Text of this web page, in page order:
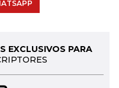
EXCLUSIVOS PARA